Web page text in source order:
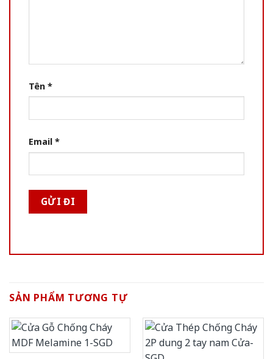
Tên *
Email *
SẢN PHẨM TƯƠNG TỰ